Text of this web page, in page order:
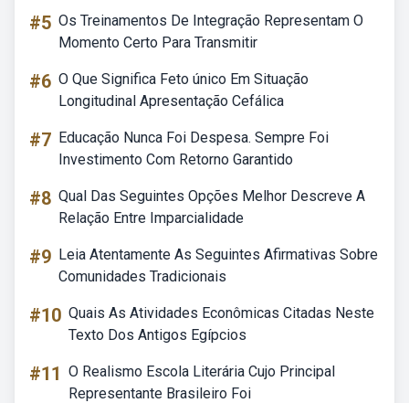
#5 Os Treinamentos De Integração Representam O
Momento Certo Para Transmitir
#6 O Que Significa Feto único Em Situação
Longitudinal Apresentação Cefálica
#7 Educação Nunca Foi Despesa. Sempre Foi
Investimento Com Retorno Garantido
#8 Qual Das Seguintes Opções Melhor Descreve A
Relação Entre Imparcialidade
#9 Leia Atentamente As Seguintes Afirmativas Sobre
Comunidades Tradicionais
#10 Quais As Atividades Econômicas Citadas Neste
Texto Dos Antigos Egípcios
#11 O Realismo Escola Literária Cujo Principal
Representante Brasileiro Foi